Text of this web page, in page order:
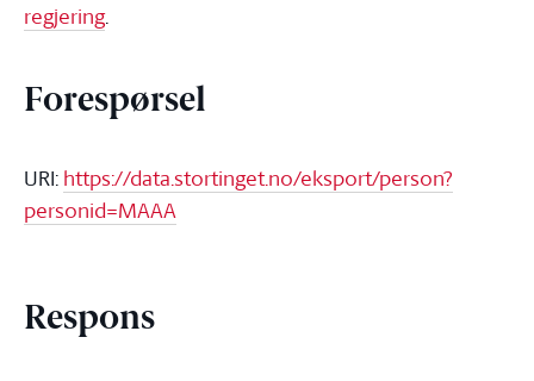
regjering.
Forespørsel
URI: https://data.stortinget.no/eksport/person?
personid=MAAA
Respons